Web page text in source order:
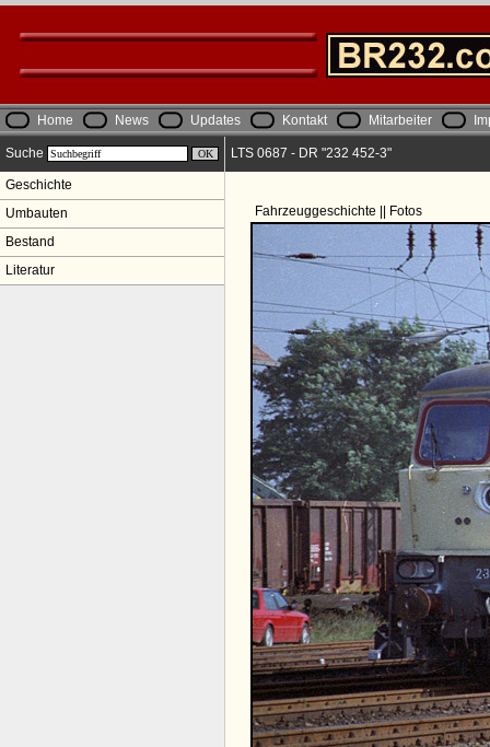
Home News Updates Kontakt Mitarbeiter
Suche
Geschichte
Umbauten
Bestand
Literatur
LTS 0687 - DR "232 452-3"
Fahrzeuggeschichte || Fotos